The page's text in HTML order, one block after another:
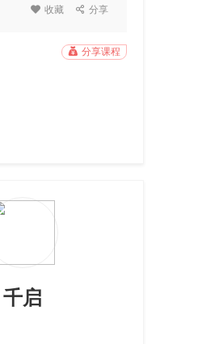
 收藏  分享
 分享课程
千启